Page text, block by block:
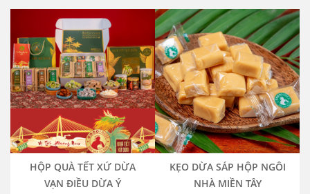
HỘP QUÀ TẾT XỨ DỪA
VẠN ĐIỀU DỪA Ý
KẸO DỪA SÁP HỘP NGÔI
NHÀ MIỀN TÂY